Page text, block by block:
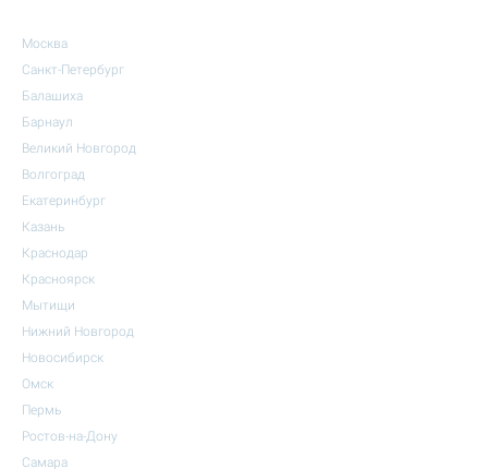
Москва
Санкт-Петербург
Балашиха
Барнаул
Великий Новгород
Волгоград
Екатеринбург
Казань
Краснодар
Красноярск
Мытищи
Нижний Новгород
Новосибирск
Омск
Пермь
Ростов-на-Дону
Самара